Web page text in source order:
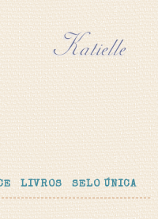
LIVROS SELO ÚNICA